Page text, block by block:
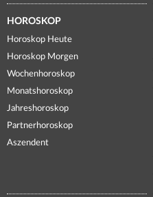
HOROSKOP
Horoskop Heute
Horoskop Morgen
Wochenhoroskop
Monatshoroskop
Jahreshoroskop
Partnerhoroskop
Aszendent